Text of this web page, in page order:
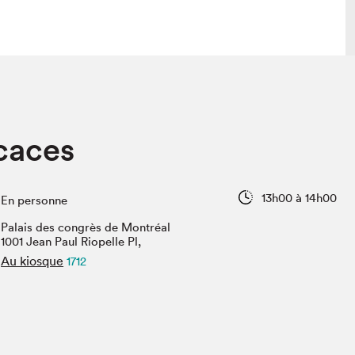
Vidéos et balados
En personne
13h00 à 14h00
Palais des congrès de Montréal
1001 Jean Paul Riopelle Pl,
Au kiosque 1712